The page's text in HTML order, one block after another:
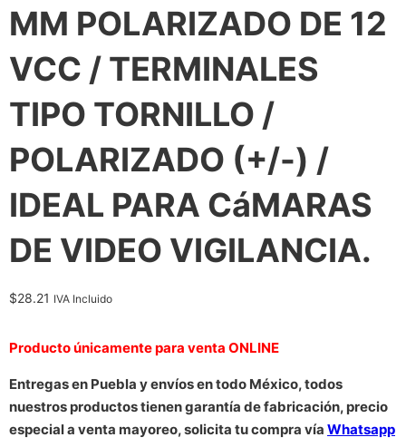
MM POLARIZADO DE 12
VCC / TERMINALES
TIPO TORNILLO /
POLARIZADO (+/-) /
IDEAL PARA CáMARAS
DE VIDEO VIGILANCIA.
$28.21 IVA Incluido
Producto únicamente para venta ONLINE
Entregas en Puebla y envíos en todo México, todos
nuestros productos tienen garantía de fabricación, precio
especial a venta mayoreo, solicita tu compra vía Whatsapp